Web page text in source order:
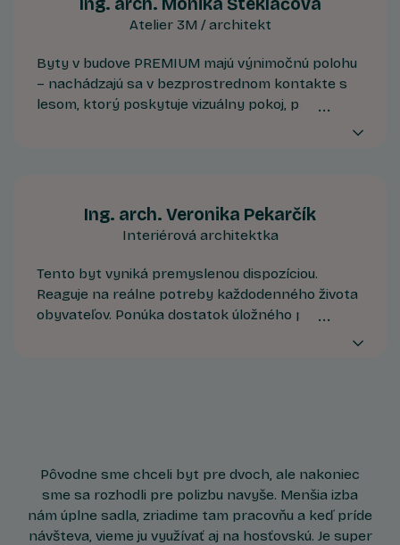
Atelier 3M / architekt
Byty v budove PREMIUM majú výnimočnú polohu
– nachádzajú sa v bezprostrednom kontakte s
lesom, ktorý poskytuje vizuálny pokoj, prirodzené
Ing. arch. Veronika Pekarčík
Interiérová architektka
Tento byt vyniká premyslenou dispozíciou.
Reaguje na reálne potreby každodenného života
obyvateľov. Ponúka dostatok úložného priestoru,
Pôvodne sme chceli byt pre dvoch, ale nakoniec
sme sa rozhodli pre polizbu navyše. Menšia izba
nám úplne sadla, zriadime tam pracovňu a keď príde
návšteva, vieme ju využívať aj na hosťovskú. Je super